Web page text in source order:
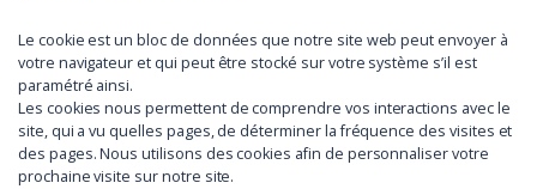
Le cookie est un bloc de données que notre site web peut envoyer à
votre navigateur et qui peut être stocké sur votre système s’il est
paramétré ainsi.
Les cookies nous permettent de comprendre vos interactions avec le
site, qui a vu quelles pages, de déterminer la fréquence des visites et
des pages. Nous utilisons des cookies afin de personnaliser votre
prochaine visite sur notre site.